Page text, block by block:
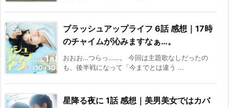
ブラッシュアップライフ 6話 感想｜17時
のチャイムが沁みますなぁ…。
おおお…つらっ……。 今回は主題歌なしだったの
も、後半戦になって「今までとは違う ...
星降る夜に 1話 感想｜美男美女ではカバ